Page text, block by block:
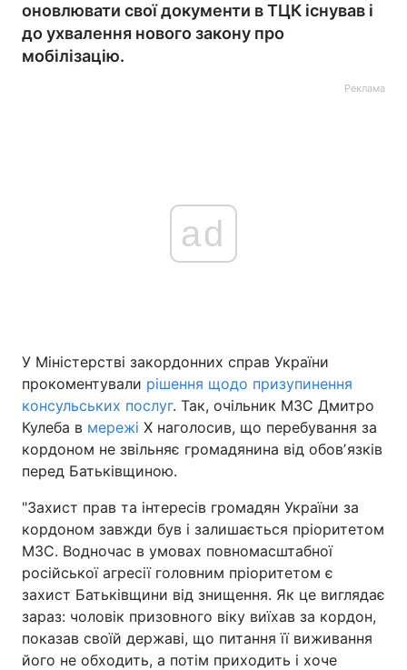
Економіка Світ
Спорт Наука
Техно і зв'язок Лайт
Зброя
Туризм
Цікавинки Погода
Екологія Регіони
Лонгріди
оновлювати свої документи в ТЦК існував і
до ухвалення нового закону про
мобілізацію.
Реклама
ad
У Міністерстві закордонних справ України
прокоментували рішення щодо призупинення
консульських послуг. Так, очільник МЗС Дмитро
Кулеба в мережі X наголосив, що перебування за
кордоном не звільняє громадянина від обовʼязків
перед Батьківщиною.
"Захист прав та інтересів громадян України за
кордоном завжди був і залишається пріоритетом
МЗС. Водночас в умовах повномасштабної
російської агресії головним пріоритетом є
захист Батьківщини від знищення. Як це виглядає
зараз: чоловік призовного віку виїхав за кордон,
показав своїй державі, що питання її виживання
його не обходить, а потім приходить і хоче